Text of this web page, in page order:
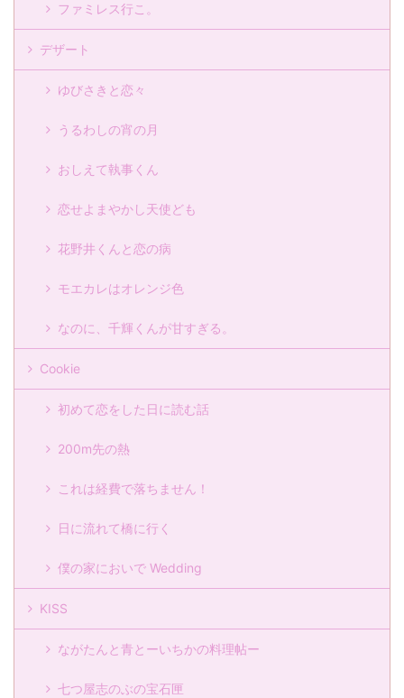
ファミレス行こ。
デザート
ゆびさきと恋々
うるわしの宵の月
おしえて執事くん
恋せよまやかし天使ども
花野井くんと恋の病
モエカレはオレンジ色
なのに、千輝くんが甘すぎる。
Cookie
初めて恋をした日に読む話
200m先の熱
これは経費で落ちません！
日に流れて橋に行く
僕の家においで Wedding
KISS
ながたんと青とーいちかの料理帖ー
七つ屋志のぶの宝石匣